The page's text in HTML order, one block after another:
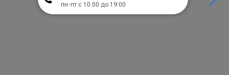
пн-пт с 10:00 до 19:00